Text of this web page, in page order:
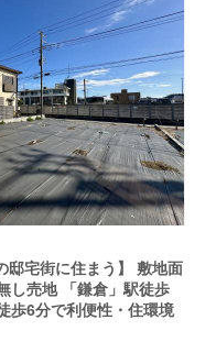
邸宅街に住まう】 敷地面
し売地 「鎌倉」駅徒歩
歩6分で利便性・住環境